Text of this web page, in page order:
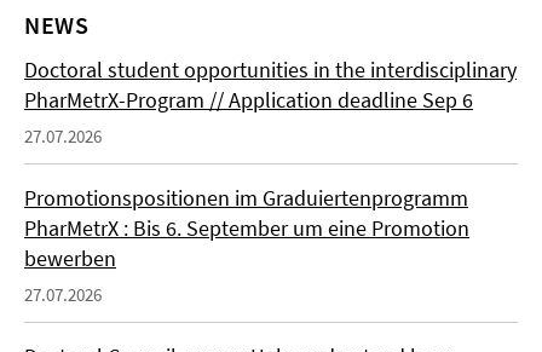
NEWS
Doctoral student opportunities in the interdisciplinary
PharMetrX-Program // Application deadline Sep 6
27.07.2026
Promotionspositionen im Graduiertenprogramm
PharMetrX : Bis 6. September um eine Promotion
bewerben
27.07.2026